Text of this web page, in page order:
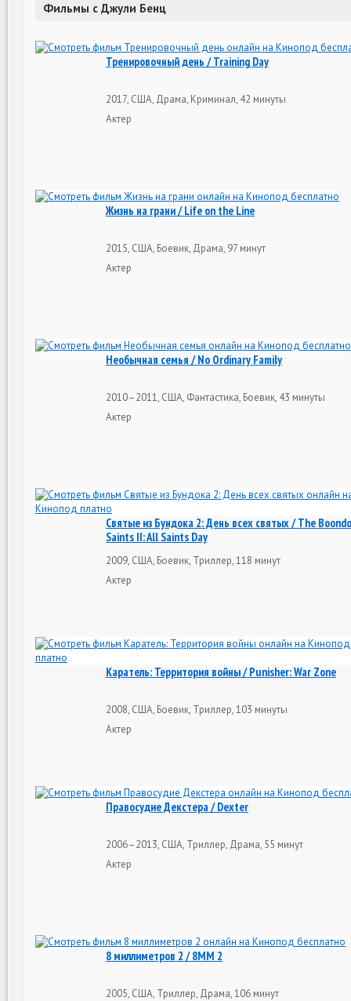
Фильмы с Джули Бенц
Тренировочный день / Training Day
2017, США, Драма, Криминал, 42 минуты
Актер
Жизнь на грани / Life on the Line
2015, США, Боевик, Драма, 97 минут
Актер
Необычная семья / No Ordinary Family
2010–2011, США, Фантастика, Боевик, 43 минуты
Актер
Святые из Бундока 2: День всех святых / The
Saints II: All Saints Day
2009, США, Боевик, Триллер, 118 минут
Актер
Каратель: Территория войны / Punisher: War Zone
2008, США, Боевик, Триллер, 103 минуты
Актер
Правосудие Декстера / Dexter
2006–2013, США, Триллер, Драма, 55 минут
Актер
8 миллиметров 2 / 8MM 2
2005, США, Триллер, Драма, 106 минут